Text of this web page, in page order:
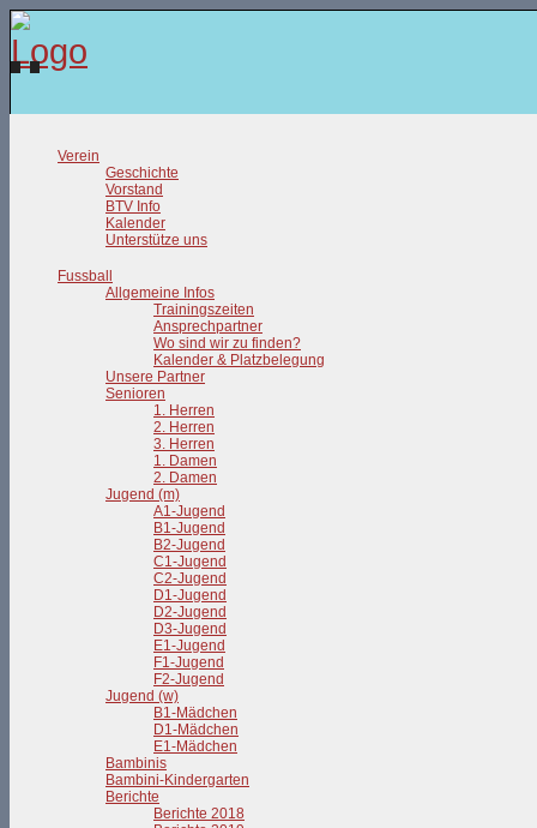
Verein
Geschichte
Vorstand
BTV Info
Kalender
Unterstütze uns
Fussball
Allgemeine Infos
Trainingszeiten
Ansprechpartner
Wo sind wir zu finden?
Kalender & Platzbelegung
Unsere Partner
Senioren
1. Herren
2. Herren
3. Herren
1. Damen
2. Damen
Jugend (m)
A1-Jugend
B1-Jugend
B2-Jugend
C1-Jugend
C2-Jugend
D1-Jugend
D2-Jugend
D3-Jugend
E1-Jugend
F1-Jugend
F2-Jugend
Jugend (w)
B1-Mädchen
D1-Mädchen
E1-Mädchen
Bambinis
Bambini-Kindergarten
Berichte
Berichte 2018